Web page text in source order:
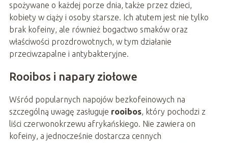
spożywane o każdej porze dnia, także przez dzieci,
kobiety w ciąży i osoby starsze. Ich atutem jest nie tylko
brak kofeiny, ale również bogactwo smaków oraz
właściwości prozdrowotnych, w tym działanie
przeciwzapalne i antybakteryjne.
Rooibos i napary ziołowe
Wśród popularnych napojów bezkofeinowych na
szczególną uwagę zasługuje rooibos, który pochodzi z
liści czerwonokrzewu afrykańskiego. Nie zawiera on
kofeiny, a jednocześnie dostarcza cennych